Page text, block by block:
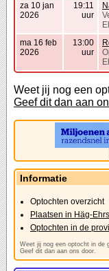
za 10 jan
2026
19:11
uur
ma 16 feb
2026
13:00
uur
Weet jij nog een
Geef dit dan aan
Informatie
Optochten overzicht
Plaatsen in Häg-
Optochten in de
Weet jij nog een optocht in de
Geef dit dan aan ons door.